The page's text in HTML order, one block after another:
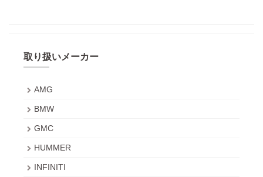
取り扱いメーカー
AMG
BMW
GMC
HUMMER
INFINITI